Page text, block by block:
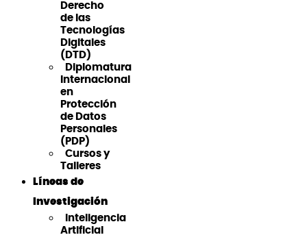
Derecho
de las
Tecnologías
Digitales
(DTD)
Diplomatura
Internacional
en
Protección
de Datos
Personales
(PDP)
Cursos y
Talleres
Líneas de
Investigación
Inteligencia
Artificial